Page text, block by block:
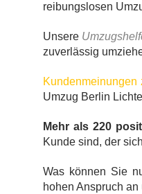
reibungslosen
Unsere
zuverlässig
Kundenmeinungen
Umzug Berlin
Mehr als 220
Kunde sind, der
Was können Sie
hohen Anspruch